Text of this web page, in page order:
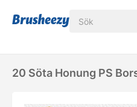
20 Söta Honung PS